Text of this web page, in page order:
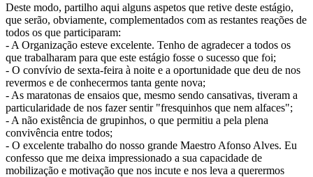
Deste modo, partilho aqui alguns aspetos que retive deste estágio,
que serão, obviamente, complementados com as restantes reações de
todos os que participaram:
- A Organização esteve excelente. Tenho de agradecer a todos os
que trabalharam para que este estágio fosse o sucesso que foi;
- O convívio de sexta-feira à noite e a oportunidade que deu de nos
revermos e de conhecermos tanta gente nova;
- As maratonas de ensaios que, mesmo sendo cansativas, tiveram a
particularidade de nos fazer sentir "fresquinhos que nem alfaces";
- A não existência de grupinhos, o que permitiu a pela plena
convivência entre todos;
- O excelente trabalho do nosso grande Maestro Afonso Alves. Eu
confesso que me deixa impressionado a sua capacidade de
mobilização e motivação que nos incute e nos leva a querermos